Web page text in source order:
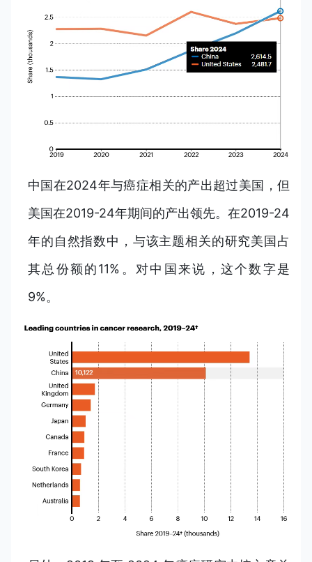
中国在2024年与癌症相关的产出超过美国，但
美国在2019-24年期间的产出领先。在2019-24
年的自然指数中，与该主题相关的研究美国占
其总份额的11%。对中国来说，这个数字是
9%。